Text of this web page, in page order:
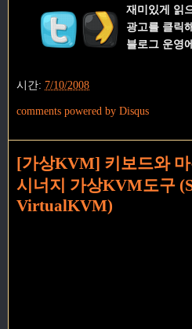
재미있게 읽
광고를 클릭
블로그 운영
시간: 7/10/2008
comments powered by Disqus
[가상KVM] 키보드와
시너지 가상KVM도구
VirtualKVM)